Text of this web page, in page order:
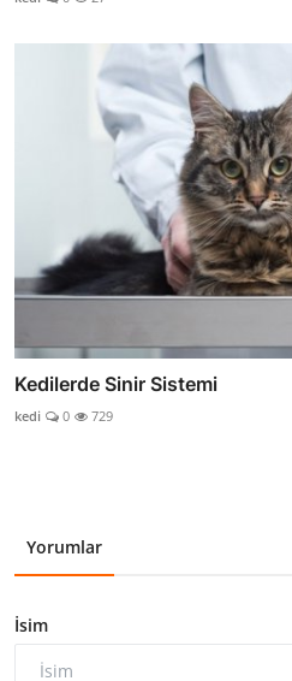
Kedilerde Sinir Sistemi
kedi 0 729
Yorumlar
İsim